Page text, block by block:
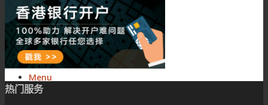
Search
Menu
热门服务